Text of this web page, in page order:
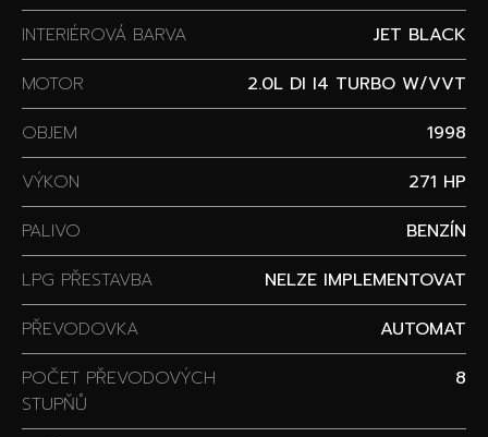
INTERIÉROVÁ BARVA
JET BLACK
MOTOR
2.0L DI I4 TURBO W/VVT
OBJEM
1998
VÝKON
271 HP
PALIVO
BENZÍN
LPG PŘESTAVBA
NELZE IMPLEMENTOVAT
PŘEVODOVKA
AUTOMAT
POČET PŘEVODOVÝCH
STUPŇŮ
8